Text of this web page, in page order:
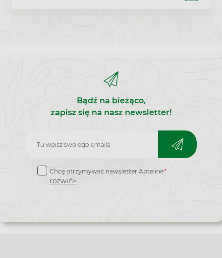
Bądź na bieżąco,
zapisz się na nasz newsletter!
Zapisz
do
newslettera
Chcę otrzymywać newsletter Apteline*
rozwiń>